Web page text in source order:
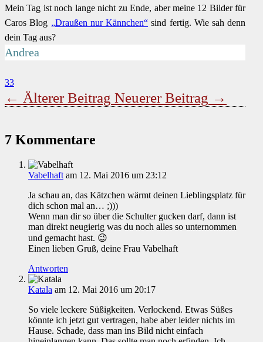
Mein Tag ist noch lange nicht zu Ende, aber meine 12 Bilder für
Caros Blog „Draußen nur Kännchen“ sind fertig. Wie sah denn
dein Tag aus?
Andrea
33
← Älterer Beitrag Neuerer Beitrag →
7 Kommentare
Vabelhaft am 12. Mai 2016 um 23:12
Ja schau an, das Kätzchen wärmt deinen Lieblingsplatz für
dich schon mal an… ;)))
Wenn man dir so über die Schulter gucken darf, dann ist
man direkt neugierig was du noch alles so unternommen
und gemacht hast. 😉
Einen lieben Gruß, deine Frau Vabelhaft
Antworten
Katala am 12. Mai 2016 um 20:17
So viele leckere Süßigkeiten. Verlockend. Etwas Süßes
könnte ich jetzt gut vertragen, habe aber leider nichts im
Hause. Schade, dass man ins Bild nicht einfach